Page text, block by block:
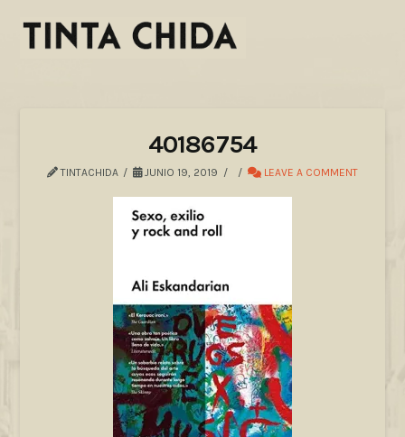
40186754
TINTACHIDA JUNIO 19, 2019 LEAVE A COMMENT